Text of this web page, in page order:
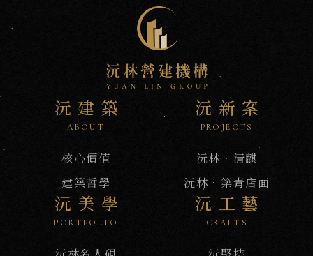
沅
新
訊
沅建築
ABOUT
核心價值
建築哲學
沅新案
PROJECTS
沅林‧清麒
沅林．築青店面
沅美學
PORTFOLIO
沅工藝
CRAFTS